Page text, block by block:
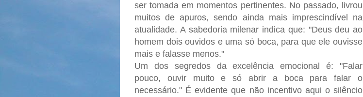
ser tomada em momentos pertinentes. No passado, livrou
muitos de apuros, sendo ainda mais imprescindível na
atualidade. A sabedoria milenar indica que: "Deus deu ao
homem dois ouvidos e uma só boca, para que ele ouvisse
mais e falasse menos."
Um dos segredos da excelência emocional é: "Falar
pouco, ouvir muito e só abrir a boca para falar o
necessário." É evidente que não incentivo aqui o silêncio